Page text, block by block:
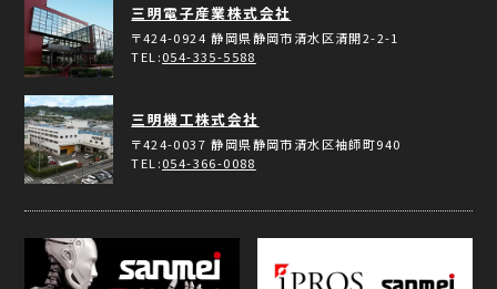
三明電子産業株式会社
〒424-0924静岡県静岡市清水区清開2-2-1
TEL:054-335-5588
三明機工株式会社
〒424-0037静岡県静岡市清水区袖師町940
TEL:054-366-0088